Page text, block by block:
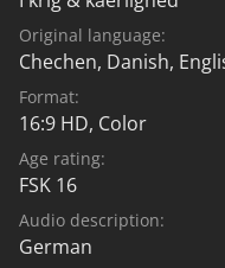
länger wahren –-
und behauptete, das Kind
realisiert, dass es das
einfach auf dem
in dem Moment, in
Original language:
Chechen, Danish,
Format:
16:9 HD, Color
Age rating:
FSK 16
Audio description:
German